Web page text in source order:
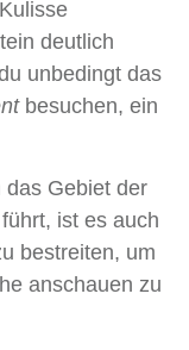
deutlich
unbedingt das
besuchen, ein
Gebiet der
ist es auch
bestreiten, um
anschauen zu